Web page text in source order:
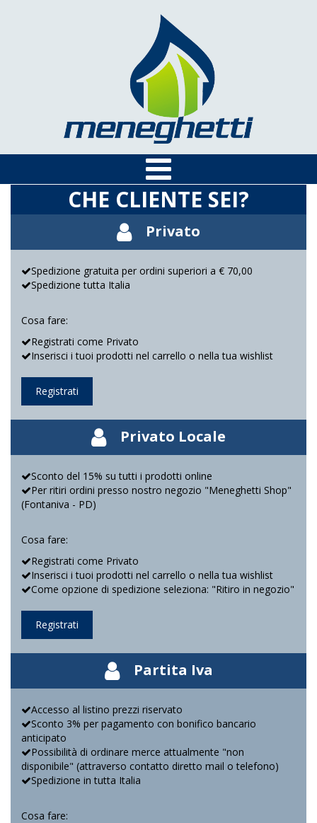
CHE CLIENTE SEI?
Privato
Spedizione gratuita per ordini superiori a € 70,00
Spedizione tutta Italia
Cosa fare:
Registrati come Privato
Inserisci i tuoi prodotti nel carrello o nella tua wishlist
Registrati
Privato Locale
Sconto del 15% su tutti i prodotti online
Per ritiri ordini presso nostro negozio "Meneghetti Shop"
(Fontaniva - PD)
Cosa fare:
Registrati come Privato
Inserisci i tuoi prodotti nel carrello o nella tua wishlist
Come opzione di spedizione seleziona: "Ritiro in negozio"
Registrati
Partita Iva
Accesso al listino prezzi riservato
Sconto 3% per pagamento con bonifico bancario
anticipato
Possibilità di ordinare merce attualmente "non
disponibile" (attraverso contatto diretto mail o telefono)
Spedizione in tutta Italia
Cosa fare: